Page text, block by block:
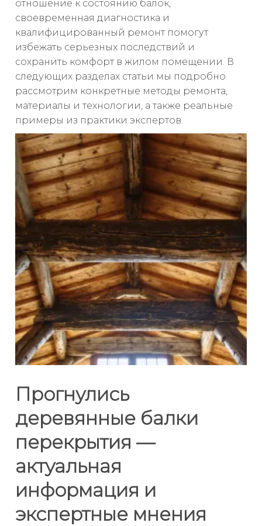
отношение к состоянию балок,
своевременная диагностика и
квалифицированный ремонт помогут
избежать серьезных последствий и
сохранить комфорт в жилом помещении. В
следующих разделах статьи мы подробно
рассмотрим конкретные методы ремонта,
материалы и технологии, а также реальные
примеры из практики экспертов.
Прогнулись
деревянные балки
перекрытия —
актуальная
информация и
экспертные мнения